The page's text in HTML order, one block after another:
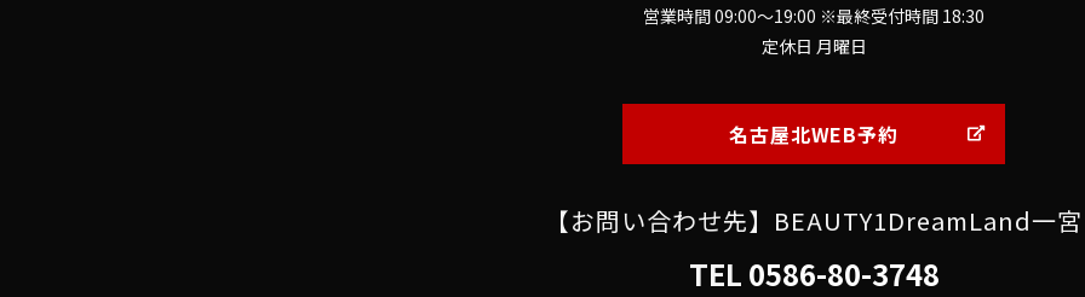
営業時間 09:00～19:00 ※最終受付時間 18:30
定休日 月曜日
名古屋北WEB予約
【お問い合わせ先】BEAUTY1DreamLand一宮
TEL 0586-80-3748